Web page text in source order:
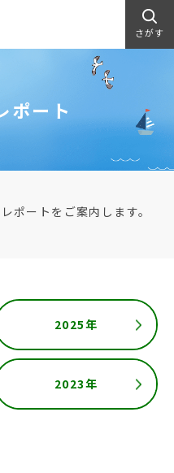
さがす
ポート
ポートをご案内します。
2025年
2023年